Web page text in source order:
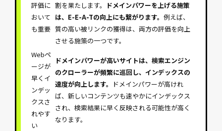
評価に
おいて
も重要
割を果たします。
ドメインパワーを上げる施策
は、E-E-A-Tの向上にも繋がります。例えば、
質の高い被リンクの獲得は、両方の評価を向上
させる施策の一つです。
Webペ
ージが
早くイ
ンデッ
クスさ
れやす
い
ドメインパワーが高いサイトは、検索エンジン
のクローラーが頻繁に巡回し、インデックスの
速度が向上します。
ドメインパワーが高けれ
ば、新しいコンテンツも速やかにインデックス
され、検索結果に早く反映される可能性が高く
なります。